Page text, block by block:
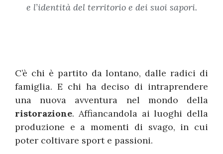
e l’identità del territorio e dei suoi sapori.
C’è chi è partito da lontano, dalle radici di
famiglia. E chi ha deciso di intraprendere
una nuova avventura nel mondo della
ristorazione. Affiancandola ai luoghi della
produzione e a momenti di svago, in cui
poter coltivare sport e passioni.